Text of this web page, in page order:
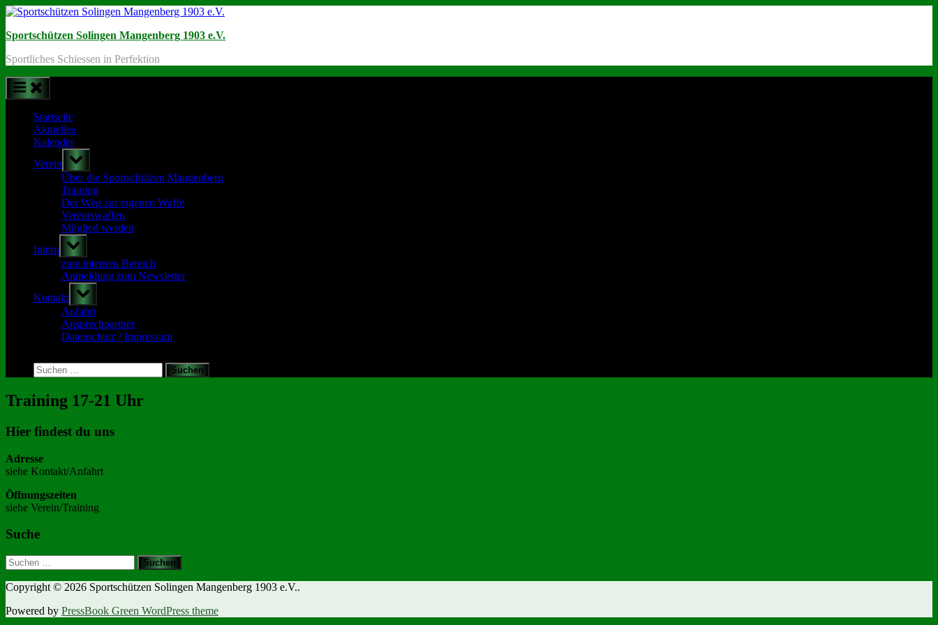
Skip
content
Sportschützen Solingen Mangenberg 1903 e.V.
Sportliches Schiessen in Perfektion
Startseite
Aktuelles
Kalender
Verein
Toggle
sub-
menu
Über die Sportschützen Mangenberg
Training
Der Weg zur eigenen Waffe
Vereinswaffen
Mitglied werden
Intern
Toggle
sub-
menu
zum internen Bereich
Anmeldung zum Newsletter
Kontakt
Toggle
sub-
menu
Anfahrt
Ansprechpartner
Datenschutz / Impressum
search
form
Suchen
nach:
Training 17-21 Uhr
Hier findest du uns
Adresse
siehe Kontakt/Anfahrt
Öffnungszeiten
siehe Verein/Training
Suche
Suchen
nach:
Copyright © 2026 Sportschützen Solingen Mangenberg 1903 e.V..
Powered by PressBook Green WordPress theme